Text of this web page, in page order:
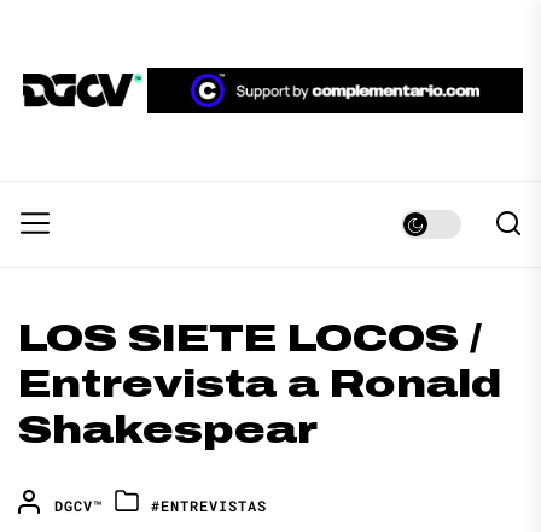
the
content
DGCV™
LOS SIETE LOCOS /
Entrevista a Ronald
Shakespear
DGCV™ #ENTREVISTAS